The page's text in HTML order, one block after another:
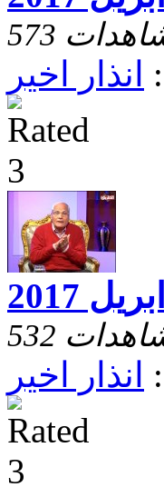
مشاهدات
انذار اخير
مشاهدات
انذار اخير